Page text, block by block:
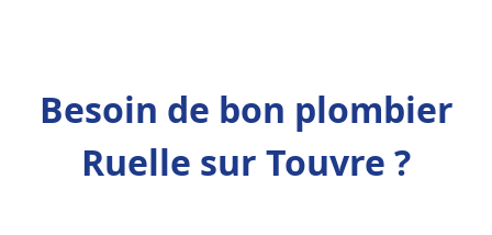
Besoin de bon plombier
Ruelle sur Touvre ?